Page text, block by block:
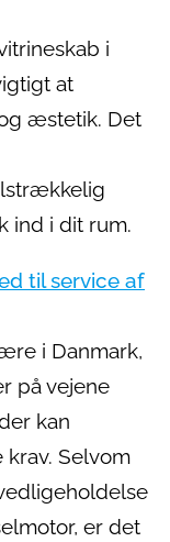
i
at
æstetik. Det
ind i dit rum.
til service af
i Danmark,
på vejene
kan
Selvom
er det